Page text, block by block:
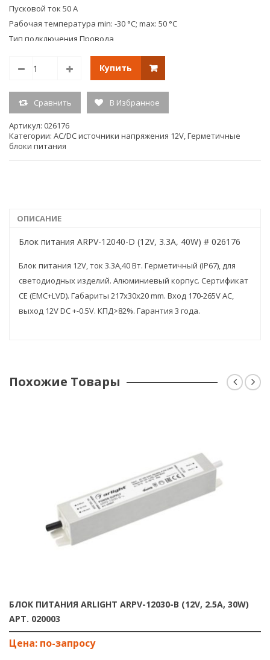
Пусковой ток 50 A
Рабочая температура min: -30 °C; max: 50 °C
Тип подключения Провода
Ширина 30 мм
Гарантийный срок 3 года
Исполнение корпуса Узкий длинный
Класс пылевлагозащиты IP67
Использование с управлением ШИМ
Сертификат EAC-01924
Купить
Сравнить В Избранное
Артикул: 026176
Категории: AC/DC источники напряжения 12V,Герметичные
блоки питания
ОПИСАНИЕ
Блок питания ARPV-12040-D (12V, 3.3A, 40W) # 026176
Блок питания 12V, ток 3.3А,40 Вт. Герметичный (IP67), для
светодиодных изделий. Алюминиевый корпус. Cертификат
CE (EMC+LVD). Габариты 217x30x20 mm. Вход 170-265V AC,
выход 12V DC +-0.5V. КПД>82%. Гарантия 3 года.
Похожие Товары
БЛОК ПИТАНИЯ ARLIGHT ARPV-12030-B (12V, 2.5A, 30W)
АРТ. 020003